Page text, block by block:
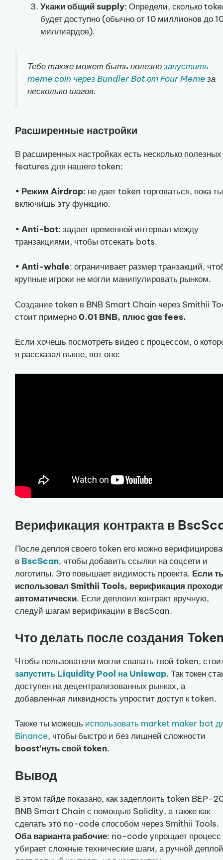
Укажи общий supply: Определи, сколько
будет доступно (обычно от 10 миллионов до
миллиардов).
Тебе также может быть полезнозапустить
meme coin через Bundler Bot от Four Memeза
несколько шагов.
Расширенные настройки
В расширенных настройках есть несколько полезных
features для нашего token:
• Режим Airdrop: не дает token торговаться, пока
включишь эту функцию.
• Anti-bot: задает временной интервал между
транзакциями, чтобы отсекать bots.
• Anti-whale: ограничивает размер транзакций,
крупные игроки не могли манипулировать рынком.
Создание token в BNB Smart Chain через Smithii
стоит примерно0.01 BNB, плюс gas fees.
Если хочешь посмотреть видео с процессом, о
я рассказал выше, вот оно:
Верификация контракта в
После деплоя своего token его можно
в BscScan, чтобы добавить ссылки на соцсети и
логотипы. Это повышает видимость проекта. Если
использовал Smithii Tools, верификация
автоматически. Если деплоил контракт вручную,
следуй шагам верификации в BscScan.
Что делать после создания
Чтобы пользователи могли свапать твой token,
запустить Liquidity Pool на Uniswap. Так токен
доступен на децентрализованных рынках, а
добавленная ликвидность упростит доступ к token.
Также ты можешь использовать market maker bot
Binance, чтобы быстро и без лишней сложности
boost’нуть свой token.
Вывод
В этом гайде показано, как задеплоить token BEP-
BNB Smart Chain с помощью Solidity, а также как
сделать это no-code способом через Smithii Tools.
Оба варианта рабочие: no-code упрощает процесс
убирает сложные технические шаги, а ручной деплой